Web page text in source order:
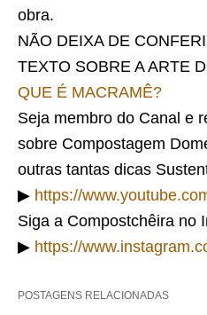
obra.
NÃO DEIXA DE
TEXTO SOBRE A ARTE
QUE É MACRAMÊ?
Seja membro do Canal e
sobre Compostagem
outras tantas dicas
▶ https://
Siga a Compostchêira no
▶ https://
POSTAGENS RELACIONADAS